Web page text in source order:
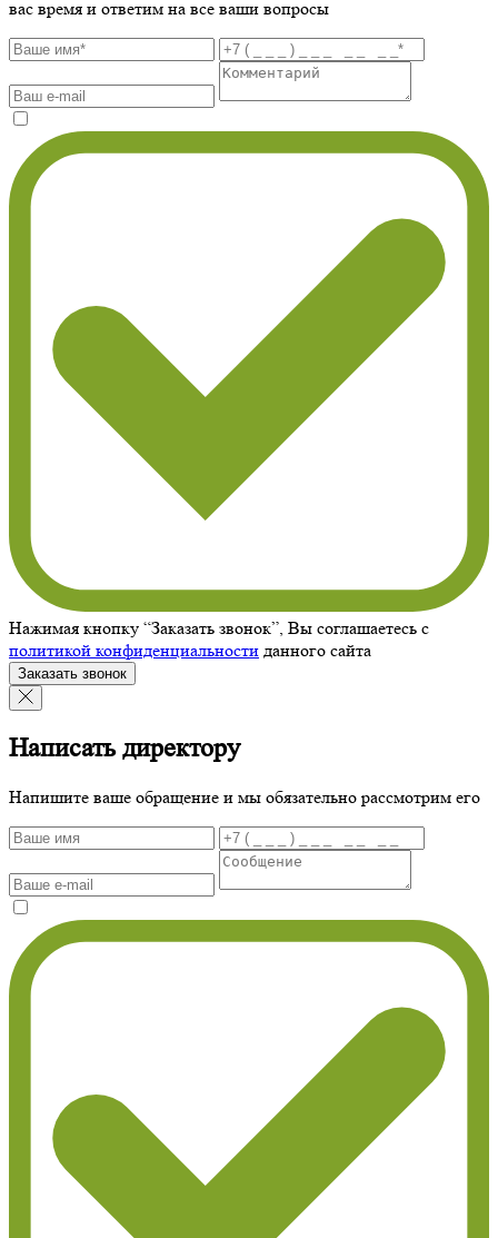
вас время и ответим на все ваши вопросы
Нажимая кнопку “Заказать звонок”, Вы соглашаетесь с
политикой конфиденциальности данного сайта
Заказать звонок
Написать директору
Напишите ваше обращение и мы обязательно рассмотрим его